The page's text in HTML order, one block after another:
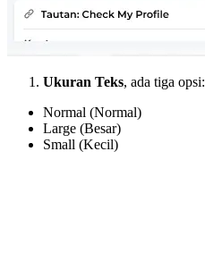
Ukuran Teks, ada tiga opsi:
Normal (Normal)
Large (Besar)
Small (Kecil)